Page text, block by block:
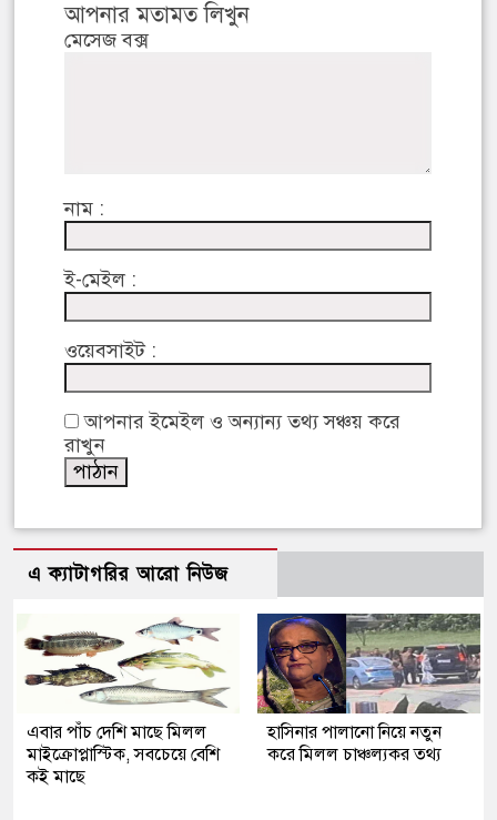
আপনার মতামত লিখুন
মেসেজ বক্স
নাম :
ই-মেইল :
ওয়েবসাইট :
আপনার ইমেইল ও অন্যান্য তথ্য সঞ্চয় করে
রাখুন
এ ক্যাটাগরির আরো নিউজ
এবার পাঁচ দেশি মাছে মিলল
মাইক্রোপ্লাস্টিক, সবচেয়ে বেশি
কই মাছে
হাসিনার পালানো নিয়ে নতুন
করে মিলল চাঞ্চল্যকর তথ্য